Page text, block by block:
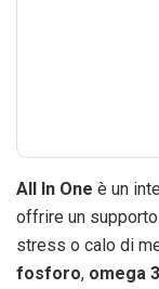
All In One è un
offrire un
stress o calo di
fosforo, omega 3